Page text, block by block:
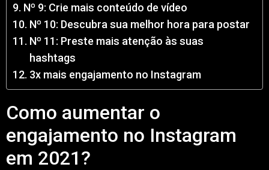
Nº 9: Crie mais conteúdo de vídeo
Nº 10: Descubra sua melhor hora para postar
Nº 11: Preste mais atenção às suas
hashtags
3x mais engajamento no Instagram
Como aumentar o
engajamento no Instagram
em 2021?